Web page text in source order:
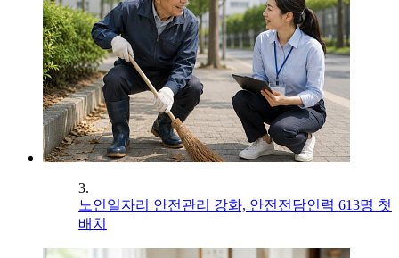
3.
노인일자리 안전관리 강화, 안전전담인력 613명 첫
배치